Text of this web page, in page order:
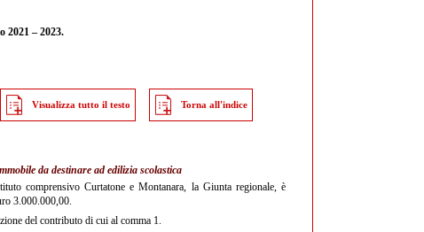
2021 – 2023.
Visualizza tutto il testo Torna all'indice
da destinare ad edilizia scolastica
comprensivo Curtatone e Montanara, la Giunta regionale, è
3.000.000,00.
del contributo di cui al comma 1.